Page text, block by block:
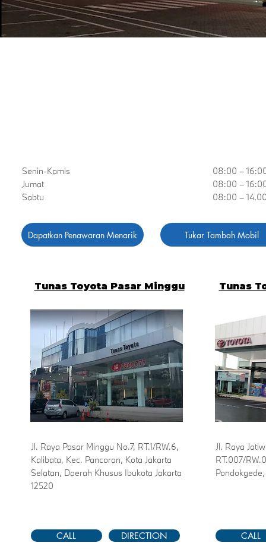
Senin-Kamis
Jumat
Sabtu
08:00 –
08:00 –
08:00 –
Dapatkan Penawaran Menarik Tukar Tambah Mobil
Tunas Toyota Pasar Minggu
Jl. Raya Pasar Minggu No.7, RT.1/RW.6,
Kalibata, Kec. Pancoran, Kota Jakarta
Selatan, Daerah Khusus Ibukota Jakarta
12520
CALL DIRECTION
Tunas
Jl. Raya
RT.007/
CALL